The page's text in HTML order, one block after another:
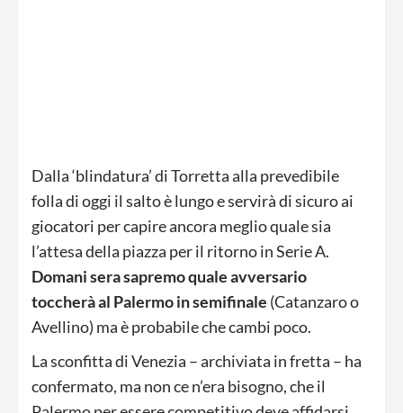
Dalla ‘blindatura’ di Torretta alla prevedibile
folla di oggi il salto è lungo e servirà di sicuro ai
giocatori per capire ancora meglio quale sia
l’attesa della piazza per il ritorno in Serie A.
Domani sera sapremo quale avversario
toccherà al Palermo in semifinale (Catanzaro o
Avellino) ma è probabile che cambi poco.
La sconfitta di Venezia – archiviata in fretta – ha
confermato, ma non ce n’era bisogno, che il